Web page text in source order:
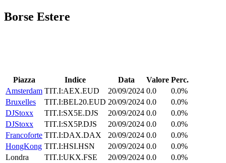
Borse Estere
Piazza Indice Data Valore Perc.
Amsterdam TIT.I:AEX.EUD 20/09/2024 0.0
0.0%
Bruxelles
TIT.I:BEL20.EUD 20/09/2024 0.0
0.0%
DJStoxx
TIT.I:SX5E.DJS 20/09/2024 0.0
0.0%
DJStoxx
TIT.I:SX5P.DJS 20/09/2024 0.0
0.0%
Francoforte TIT.I:DAX.DAX 20/09/2024 0.0
0.0%
HongKong TIT.I:HSI.HSN 20/09/2024 0.0
0.0%
Londra
TIT.I:UKX.FSE 20/09/2024 0.0
0.0%